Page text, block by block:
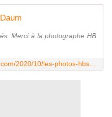
Merci à la photographe HB